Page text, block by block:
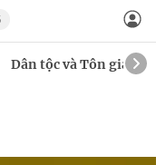
Dân tộc và Tôn giáo